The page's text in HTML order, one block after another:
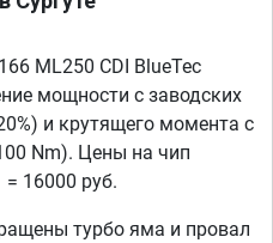
ML250 CDI BlueTec
мощности с заводских
и крутящего момента с
Nm). Цены на чип
16000 руб.
турбо яма и провал